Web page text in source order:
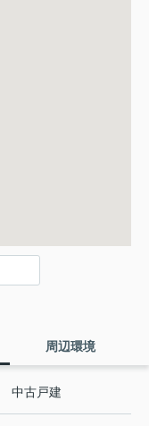
周辺環境
中古戸建